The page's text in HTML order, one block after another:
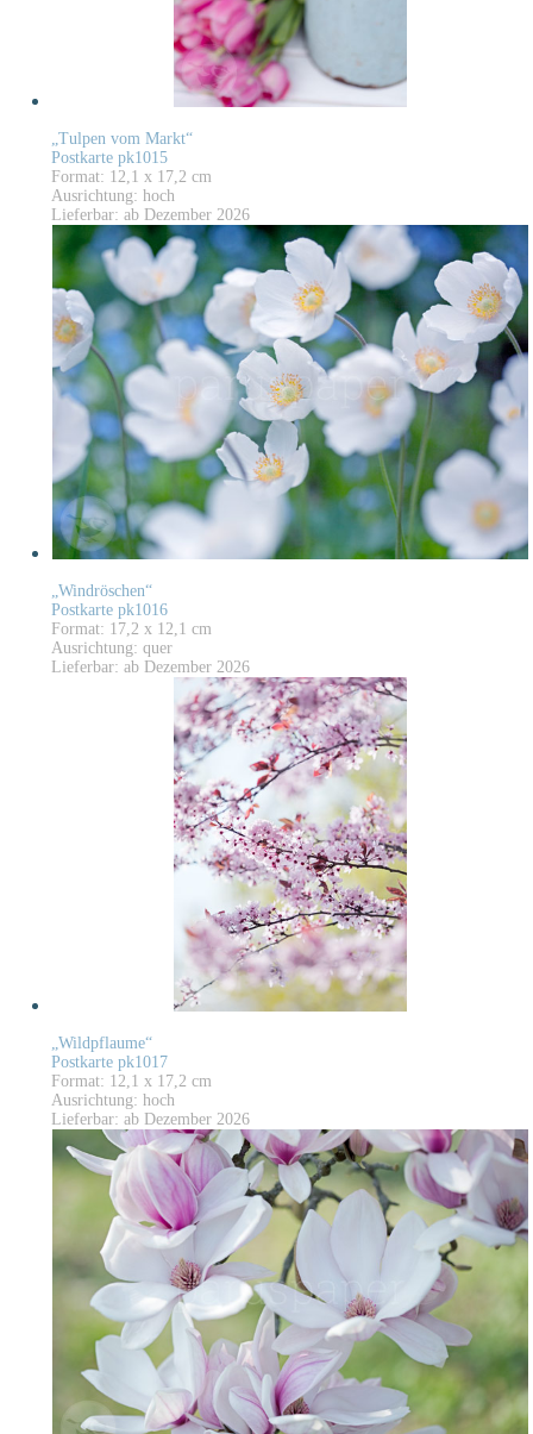
„Tulpen vom Markt“
Postkarte pk1015
Format: 12,1 x 17,2 cm
Ausrichtung: hoch
Lieferbar: ab Dezember 2026
„Windröschen“
Postkarte pk1016
Format: 17,2 x 12,1 cm
Ausrichtung: quer
Lieferbar: ab Dezember 2026
„Wildpflaume“
Postkarte pk1017
Format: 12,1 x 17,2 cm
Ausrichtung: hoch
Lieferbar: ab Dezember 2026